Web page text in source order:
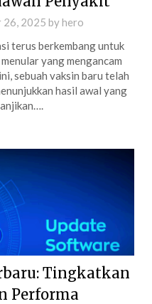
26, 2025 byhero
terus berkembang untuk
yang mengancam
sebuah vaksin baru telah
hasil awal yang
Tingkatkan
Performa